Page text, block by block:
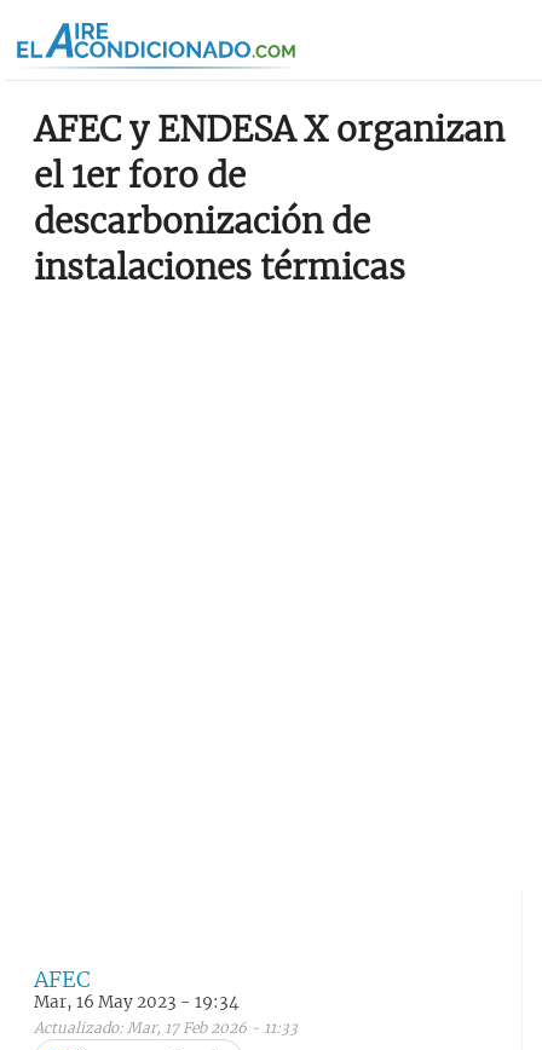
AFEC y ENDESA X organizan
el 1er foro de
descarbonización de
instalaciones térmicas
AFEC
Mar, 16 May 2023 - 19:34
Actualizado: Mar, 17 Feb 2026 - 11:33